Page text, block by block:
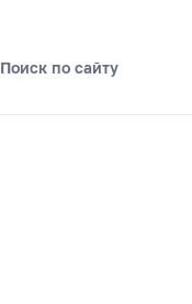
Поиск по сайту